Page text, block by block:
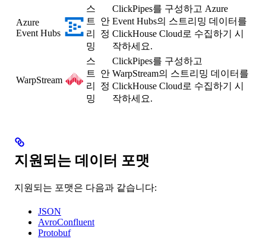
Azure
Event Hubs
스
트
리
밍
안
정
ClickPipes를 구성하고 Azure
Event Hubs의 스트리밍 데이터를
ClickHouse Cloud로 수집하기 시
작하세요.
WarpStream
스
트
리
밍
안
정
ClickPipes를 구성하고
WarpStream의 스트리밍 데이터를
ClickHouse Cloud로 수집하기 시
작하세요.
지원되는 데이터 포맷
지원되는 포맷은 다음과 같습니다:
JSON
AvroConfluent
Protobuf